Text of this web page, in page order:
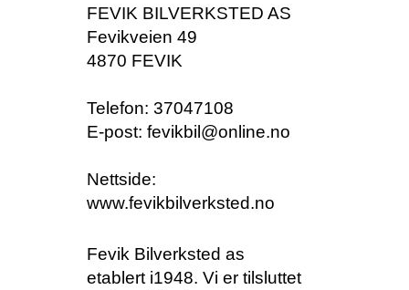
FEVIK BILVERKSTED AS
Fevikveien 49
4870 FEVIK
Telefon: 37047108
E-post: fevikbil@online.no
Nettside:
www.fevikbilverksted.no
Fevik Bilverksted as
etablert i1948. Vi er tilsluttet